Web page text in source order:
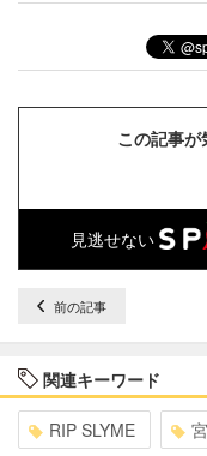
この記事が
見逃せない
前の記事
関連キーワード
RIP SLYME